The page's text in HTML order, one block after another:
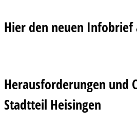
Hier den neuen Infobrief
Herausforderungen und
Stadtteil Heisingen